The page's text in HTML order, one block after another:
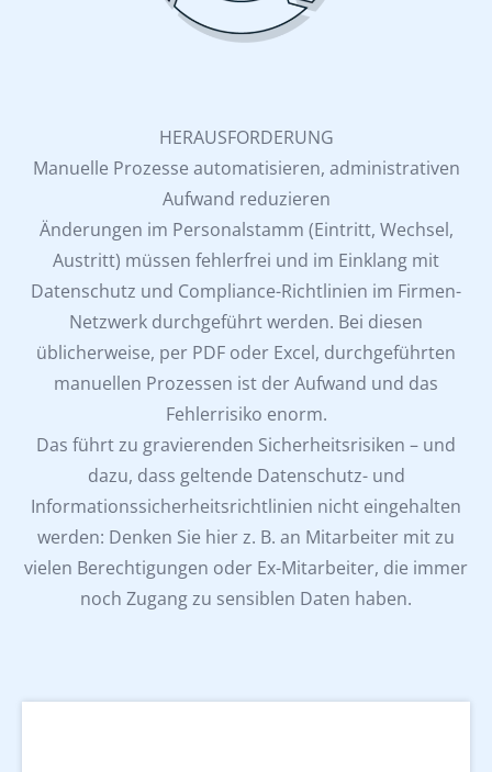
HERAUSFORDERUNG
Manuelle Prozesse automatisieren, administrativen
Aufwand reduzieren
Änderungen im Personalstamm (Eintritt, Wechsel,
Austritt) müssen fehlerfrei und im Einklang mit
Datenschutz und Compliance-Richtlinien im Firmen-
Netzwerk durchgeführt werden. Bei diesen
üblicherweise, per PDF oder Excel, durchgeführten
manuellen Prozessen ist der Aufwand und das
Fehlerrisiko enorm.
Das führt zu gravierenden Sicherheitsrisiken – und
dazu, dass geltende Datenschutz- und
Informationssicherheitsrichtlinien nicht eingehalten
werden: Denken Sie hier z. B. an Mitarbeiter mit zu
vielen Berechtigungen oder Ex-Mitarbeiter, die immer
noch Zugang zu sensiblen Daten haben.